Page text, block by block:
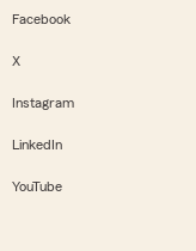
Facebook
X
Instagram
LinkedIn
YouTube